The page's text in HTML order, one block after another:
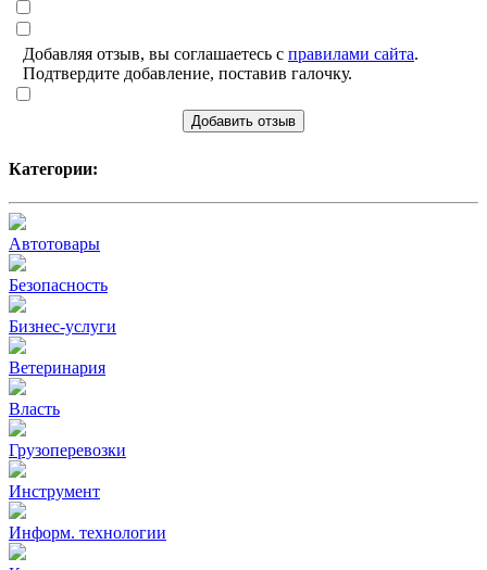
Добавляя отзыв, вы соглашаетесь с правилами сайта.
Подтвердите добавление, поставив галочку.
Добавить отзыв
Категории:
Автотовары
Безопасность
Бизнес-услуги
Ветеринария
Власть
Грузоперевозки
Инструмент
Информ. технологии